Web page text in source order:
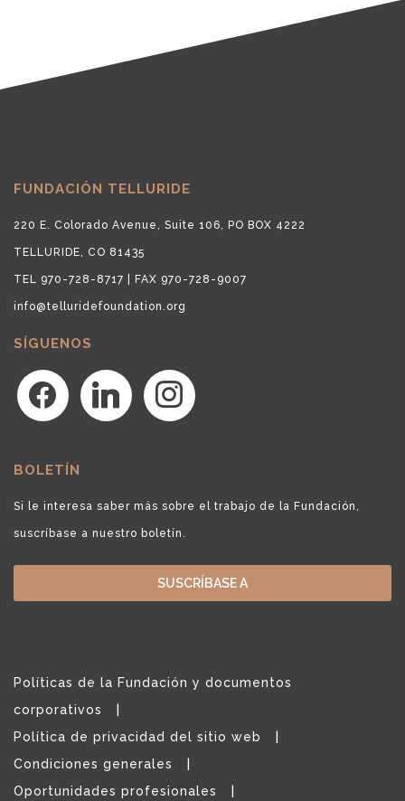
FUNDACIÓN TELLURIDE
220 E. Colorado Avenue, Suite 106, PO BOX 4222
TELLURIDE, CO 81435
TEL 970-728-8717 | FAX 970-728-9007
info@telluridefoundation.org
SÍGUENOS
facebook linkedin instagram
BOLETÍN
Si le interesa saber más sobre el trabajo de la Fundación,
suscríbase a nuestro boletín.
SUSCRÍBASE A
Políticas de la Fundación y documentos
corporativos
Política de privacidad del sitio web
Condiciones generales
Oportunidades profesionales